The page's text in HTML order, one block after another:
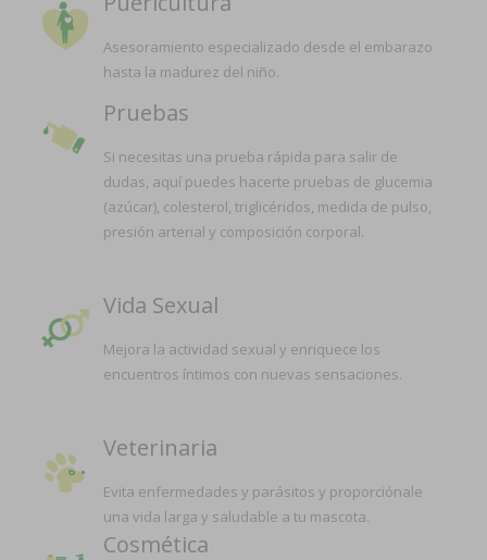
Asesoramiento especializado desde el embarazo
hasta la madurez del niño.
Pruebas
Si necesitas una prueba rápida para salir de
dudas, aquí puedes hacerte pruebas de glucemia
(azúcar), colesterol, triglicéridos, medida de pulso,
presión arterial y composición corporal.
Vida Sexual
Mejora la actividad sexual y enriquece los
encuentros íntimos con nuevas sensaciones.
Veterinaria
Evita enfermedades y parásitos y proporciónale
una vida larga y saludable a tu mascota.
Cosmética